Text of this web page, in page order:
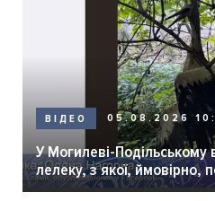
ВІДЕО 05.08.2026
У Могилеві-
лелеку, з якої, ймовірно,